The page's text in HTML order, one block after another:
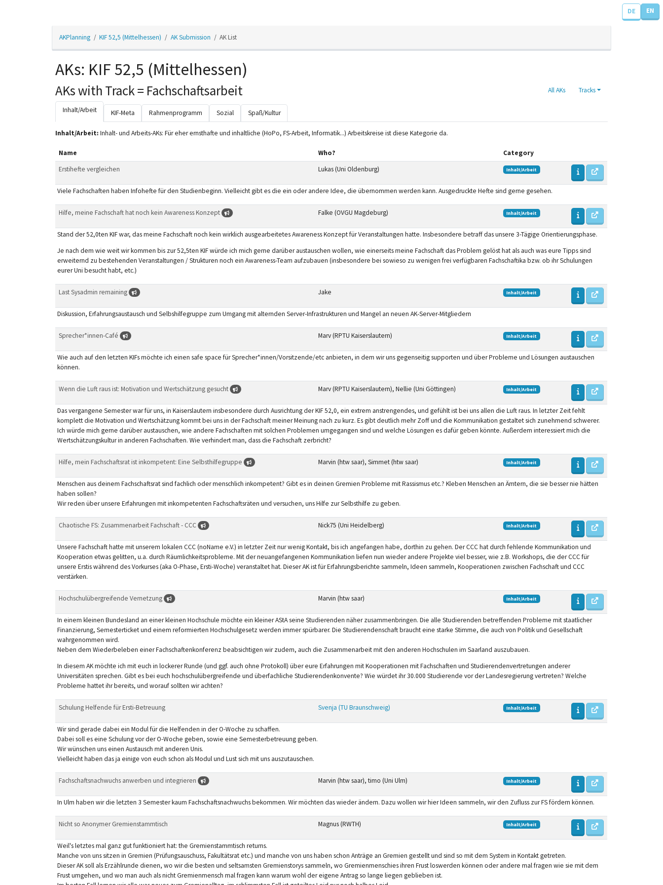
DE EN
AKPlanning KIF 52,5 (Mittelhessen) AK Submission AK List
AKs: KIF 52,5 (Mittelhessen)
All AKs Tracks
AKs with Track = Fachschaftsarbeit
Inhalt/Arbeit KIF-Meta Rahmenprogramm Sozial Spaß/Kultur
Inhalt/Arbeit: Inhalt- und Arbeits-AKs: Für eher ernsthafte und inhaltliche (HoPo, FS-Arbeit, Informatik...) Arbeitskreise ist diese Kategorie da.
Name Who?
Category
Erstihefte vergleichen
Lukas (Uni Oldenburg) Inhalt/Arbeit
Viele Fachschaften haben Infohefte für den Studienbeginn. Vielleicht gibt es die ein oder andere Idee, die übernommen werden kann. Ausgedruckte Hefte sind gerne gesehen.
Hilfe, meine Fachschaft hat noch kein Awareness Konzept Falke (OVGU Magdeburg) Inhalt/Arbeit
Stand der 52,0ten KIF war, das meine Fachschaft noch kein wirklich ausgearbeitetes Awareness Konzept für Veranstaltungen hatte. Insbesondere betraff das unsere 3-Tägige Orientierungsphase.
Je nach dem wie weit wir kommen bis zur 52,5ten KIF würde ich mich gerne darüber austauschen wollen, wie einerseits meine Fachschaft das Problem gelöst hat als auch was eure Tipps sind
erweiternd zu bestehenden Veranstaltungen / Strukturen noch ein Awareness-Team aufzubauen (insbesondere bei sowieso zu wenigen frei verfügbaren Fachschaftika bzw. ob ihr Schulungen
eurer Uni besucht habt, etc.)
Last Sysadmin remaining Jake Inhalt/Arbeit
Diskussion, Erfahrungsaustausch und Selbshilfegruppe zum Umgang mit alternden Server-Infrastrukturen und Mangel an neuen AK-Server-Mitgliedern
Sprecher*innen-Café Marv (RPTU Kaiserslautern) Inhalt/Arbeit
Wie auch auf den letzten KIFs möchte ich einen safe space für Sprecher*innen/Vorsitzende/etc anbieten, in dem wir uns gegenseitig supporten und über Probleme und Lösungen austauschen
können.
Wenn die Luft raus ist: Motivation und Wertschätzung gesucht Marv (RPTU Kaiserslautern), Nellie (Uni Göttingen) Inhalt/Arbeit
Das vergangene Semester war für uns, in Kaiserslautern insbesondere durch Ausrichtung der KIF 52,0, ein extrem anstrengendes, und gefühlt ist bei uns allen die Luft raus. In letzter Zeit fehlt
komplett die Motivation und Wertschätzung kommt bei uns in der Fachschaft meiner Meinung nach zu kurz. Es gibt deutlich mehr Zoff und die Kommunikation gestaltet sich zunehmend schwerer.
Ich würde mich gerne darüber austauschen, wie andere Fachschaften mit solchen Problemen umgegangen sind und welche Lösungen es dafür geben könnte. Außerdem interessiert mich die
Wertschätzungskultur in anderen Fachschaften. Wie verhindert man, dass die Fachschaft zerbricht?
Hilfe, mein Fachschaftsrat ist inkompetent: Eine Selbsthilfegruppe Marvin (htw saar), Simmet (htw saar) Inhalt/Arbeit
Menschen aus deinem Fachschaftsrat sind fachlich oder menschlich inkompetent? Gibt es in deinen Gremien Probleme mit Rassismus etc.? Kleben Menschen an Ämtern, die sie besser nie hätten
haben sollen?
Wir reden über unsere Erfahrungen mit inkompetenten Fachschaftsräten und versuchen, uns Hilfe zur Selbsthilfe zu geben.
Chaotische FS: Zusammenarbeit Fachschaft - CCC Nick75 (Uni Heidelberg) Inhalt/Arbeit
Unsere Fachschaft hatte mit unserem lokalen CCC (noName e.V.) in letzter Zeit nur wenig Kontakt, bis ich angefangen habe, dorthin zu gehen. Der CCC hat durch fehlende Kommunikation und
Kooperation etwas gelitten, u.a. durch Räumlichkeitsprobleme. Mit der neuangefangenen Kommunikation liefen nun wieder andere Projekte viel besser, wie z.B. Workshops, die der CCC für
unsere Erstis während des Vorkurses (aka O-Phase, Ersti-Woche) veranstaltet hat. Dieser AK ist für Erfahrungsberichte sammeln, Ideen sammeln, Kooperationen zwischen Fachschaft und CCC
verstärken.
Hochschulübergreifende Vernetzung Marvin (htw saar) Inhalt/Arbeit
In einem kleinen Bundesland an einer kleinen Hochschule möchte ein kleiner AStA seine Studierenden näher zusammenbringen. Die alle Studierenden betreffenden Probleme mit staatlicher
Finanzierung, Semesterticket und einem reformierten Hochschulgesetz werden immer spürbarer. Die Studierendenschaft braucht eine starke Stimme, die auch von Politik und Gesellschaft
wahrgenommen wird.
Neben dem Wiederbeleben einer Fachschaftenkonferenz beabsichtigen wir zudem, auch die Zusammenarbeit mit den anderen Hochschulen im Saarland auszubauen.
In diesem AK möchte ich mit euch in lockerer Runde (und ggf. auch ohne Protokoll) über eure Erfahrungen mit Kooperationen mit Fachschaften und Studierendenvertretungen anderer
Universitäten sprechen. Gibt es bei euch hochschulübergreifende und überfachliche Studierendenkonvente? Wie würdet ihr 30.000 Studierende vor der Landesregierung vertreten? Welche
Probleme hattet ihr bereits, und worauf sollten wir achten?
Schulung Helfende für Ersti-Betreuung Svenja (TU Braunschweig) Inhalt/Arbeit
Wir sind gerade dabei ein Modul für die Helfenden in der O-Woche zu schaffen.
Dabei soll es eine Schulung vor der O-Woche geben, sowie eine Semesterbetreuung geben.
Wir wünschen uns einen Austausch mit anderen Unis.
Vielleicht haben das ja einige von euch schon als Modul und Lust sich mit uns auszutauschen.
Fachschaftsnachwuchs anwerben und integrieren Marvin (htw saar), timo (Uni Ulm) Inhalt/Arbeit
In Ulm haben wir die letzten 3 Semester kaum Fachschaftsnachwuchs bekommen. Wir möchten das wieder ändern. Dazu wollen wir hier Ideen sammeln, wir den Zufluss zur FS fördern können.
Nicht so Anonymer Gremienstammtisch Magnus (RWTH) Inhalt/Arbeit
Weil's letztes mal ganz gut funktioniert hat: the Gremienstammtisch returns.
Manche von uns sitzen in Gremien (Prüfungsauschuss, Fakultätsrat etc.) und manche von uns haben schon Anträge an Gremien gestellt und sind so mit dem System in Kontakt getreten.
Dieser AK soll als Erzählrunde dienen, wo wir die besten und seltsamsten Gremienstorys sammeln, wo Gremienmenschies ihren Frust loswerden können oder andere mal fragen wie sie mit dem
Frust umgehen, und wo man auch als nicht Gremienmensch mal fragen kann warum wohl der eigene Antrag so lange liegen geblieben ist.